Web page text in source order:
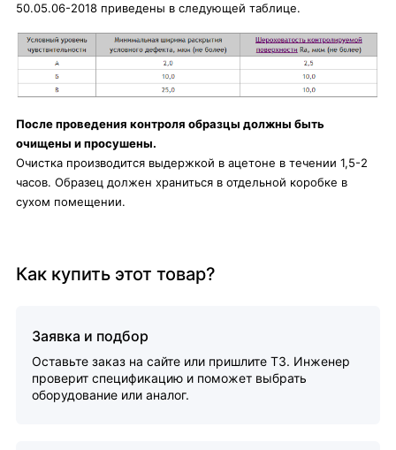
50.05.06-2018 приведены в следующей таблице.
После проведения контроля образцы должны быть
очищены и просушены.
Очистка производится выдержкой в ацетоне в течении 1,5-2
часов. Образец должен храниться в отдельной коробке в
сухом помещении.
Как купить этот товар?
Заявка и подбор
Оставьте заказ на сайте или пришлите ТЗ. Инженер
проверит спецификацию и поможет выбрать
оборудование или аналог.